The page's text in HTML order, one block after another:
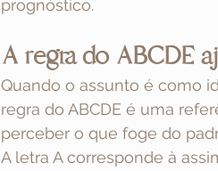
prognóstico.
A regra do ABCDE
Quando o assunto é como
regra do ABCDE é uma
perceber o que foge do
A letra A corresponde à